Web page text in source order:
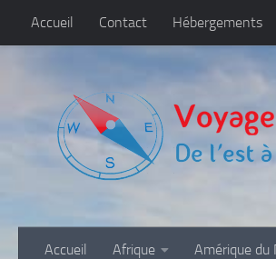
Skip to content
Accueil Contact Hébergements
Accueil Afrique Amérique du